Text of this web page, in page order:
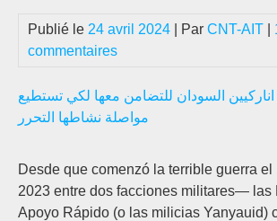
Publié le 24 avril 2024 | Par CNT-AIT
commentaires
السودان للتضامن معها لكي تستطيع
مواصلة نشاطها التحرر
Desde que comenzó la terrible guerra
2023 entre dos facciones militares— las
Apoyo Rápido (o las milicias Yanyauid)